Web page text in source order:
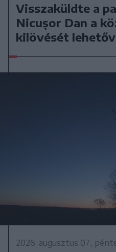
Visszaküldte a
Nicușor Dan a
kilövését
2026. augusztus 07.,